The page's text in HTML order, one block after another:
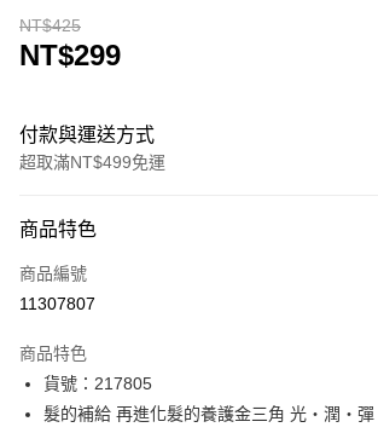
NT$425
NT$299
付款與運送方式
超取滿NT$499免運
icash Pay
信用卡一次付款
LINE Pay
Apple Pay
商品特色
商品編號
11307807
商品特色
貨號：217805
髮的補給 再進化髮的養護金三角 光‧潤‧彈